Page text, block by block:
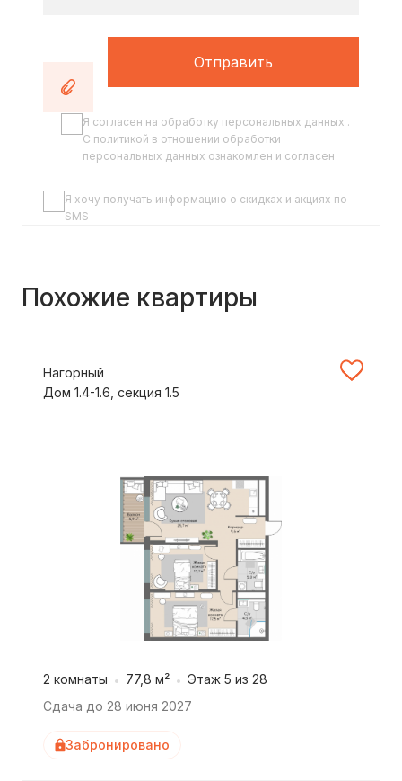
Отправить
Я согласен на обработку персональных данных .
C политикой в отношении обработки
персональных данных ознакомлен и согласен
Я хочу получать информацию о скидках и акциях по
SMS
Похожие квартиры
Нагорный
Дом 1.4-1.6, секция 1.5
2 комнаты 77,8 м²
Этаж 5 из 28
Сдача до 28 июня 2027
Забронировано